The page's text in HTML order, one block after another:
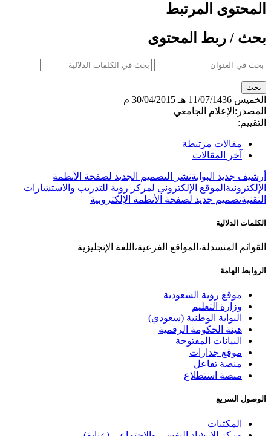
المحتوى المرتبط
بحث / ربط المحتوى
الخميس 11/07/1436 هـ
30/04/2015 م
المصدر: الإعلام الجامعي
التقييم:
مقالات مرتبطة
آخر المقالات
أرشيف جديد البوابةنشر التصميم الجديد لصفحة الأنظمة
الإلكترونية الموقع الإلكتروني لمركز رؤية للتدريب والاستشارات
التقنيةتصميم جديد لصفحة الأنظمة الإلكترونية
الكلمات الدلالية
القوائم المنسدلة،المواقع الفرعية،اللغة الإنجليزية
الروابط الهامة
موقع رؤية السعودية
وزارة التعليم
البوابة الوطنية (سعودي)
هيئة الحكومة الرقمية
البيانات المفتوحة
موقع جدارات
منصة تفاعل
منصة استطلاع
الوصول السريع
المكتبات